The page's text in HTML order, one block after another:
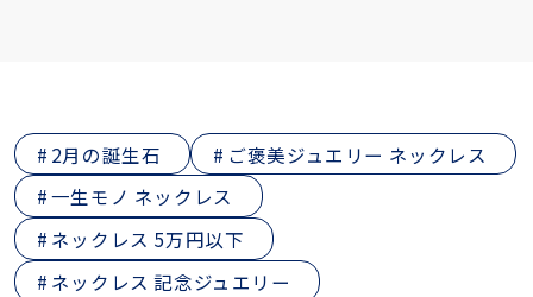
2月の誕生石
ご褒美ジュエリー ネックレス
一生モノ ネックレス
ネックレス 5万円以下
ネックレス 記念ジュエリー